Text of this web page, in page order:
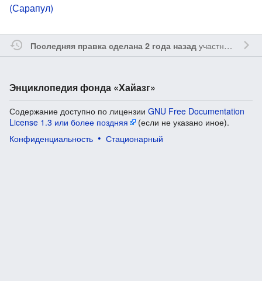
(Сарапул)
Последняя правка сделана 2 года назадучастником
Энциклопедия фонда «Хайазг»
Содержание доступно по лицензии GNU Free Documentation
License 1.3 или более поздняя
(если не указано иное).
Конфиденциальность
Стационарный